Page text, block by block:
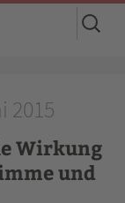
Suchen
nach:
2015
Wirkung
und